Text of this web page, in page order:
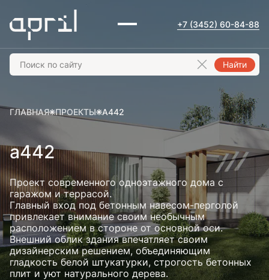
+7 (3452) 60-84-88
Найти
ГЛАВНАЯ ПРОЕКТЫ А442
а442
Проект современного одноэтажного дома с
гаражом и террасой.
Главный вход под бетонным навесом-перголой
привлекает внимание своим необычным
расположением в стороне от основной оси.
Внешний облик здания впечатляет своим
дизайнерским решением, объединяющим
гладкость белой штукатурки, строгость бетонных
плит и уют натурального дерева.